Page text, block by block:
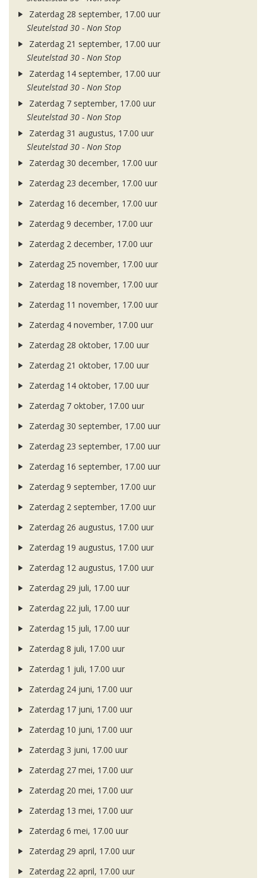
Zaterdag 28 september, 17.00 uur
Sleutelstad 30 - Non Stop
Zaterdag 21 september, 17.00 uur
Sleutelstad 30 - Non Stop
Zaterdag 14 september, 17.00 uur
Sleutelstad 30 - Non Stop
Zaterdag 7 september, 17.00 uur
Sleutelstad 30 - Non Stop
Zaterdag 31 augustus, 17.00 uur
Sleutelstad 30 - Non Stop
Zaterdag 30 december, 17.00 uur
Zaterdag 23 december, 17.00 uur
Zaterdag 16 december, 17.00 uur
Zaterdag 9 december, 17.00 uur
Zaterdag 2 december, 17.00 uur
Zaterdag 25 november, 17.00 uur
Zaterdag 18 november, 17.00 uur
Zaterdag 11 november, 17.00 uur
Zaterdag 4 november, 17.00 uur
Zaterdag 28 oktober, 17.00 uur
Zaterdag 21 oktober, 17.00 uur
Zaterdag 14 oktober, 17.00 uur
Zaterdag 7 oktober, 17.00 uur
Zaterdag 30 september, 17.00 uur
Zaterdag 23 september, 17.00 uur
Zaterdag 16 september, 17.00 uur
Zaterdag 9 september, 17.00 uur
Zaterdag 2 september, 17.00 uur
Zaterdag 26 augustus, 17.00 uur
Zaterdag 19 augustus, 17.00 uur
Zaterdag 12 augustus, 17.00 uur
Zaterdag 29 juli, 17.00 uur
Zaterdag 22 juli, 17.00 uur
Zaterdag 15 juli, 17.00 uur
Zaterdag 8 juli, 17.00 uur
Zaterdag 1 juli, 17.00 uur
Zaterdag 24 juni, 17.00 uur
Zaterdag 17 juni, 17.00 uur
Zaterdag 10 juni, 17.00 uur
Zaterdag 3 juni, 17.00 uur
Zaterdag 27 mei, 17.00 uur
Zaterdag 20 mei, 17.00 uur
Zaterdag 13 mei, 17.00 uur
Zaterdag 6 mei, 17.00 uur
Zaterdag 29 april, 17.00 uur
Zaterdag 22 april, 17.00 uur